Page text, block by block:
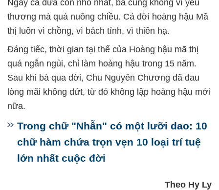
Ngay cả đứa con nhỏ nhất, bà cũng không vì yêu
thương mà quá nuông chiều. Cả đời hoàng hậu Mã
thị luôn vì chồng, vì bách tính, vì thiên hạ.
Đáng tiếc, thời gian tại thế của Hoàng hậu mã thị
quá ngắn ngủi, chỉ làm hoàng hậu trong 15 năm.
Sau khi bà qua đời, Chu Nguyên Chương đã đau
lòng mãi không dứt, từ đó không lập hoàng hậu mới
nữa.
Trong chữ "Nhẫn" có một lưỡi dao: 10
chữ hàm chứa trọn vẹn 10 loại trí tuệ
lớn nhất cuộc đời
Theo Hy Ly